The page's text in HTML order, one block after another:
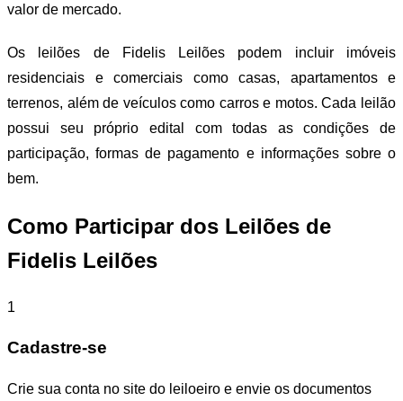
valor de mercado.
Os leilões de Fidelis Leilões podem incluir imóveis
residenciais e comerciais como casas, apartamentos e
terrenos, além de veículos como carros e motos. Cada leilão
possui seu próprio edital com todas as condições de
participação, formas de pagamento e informações sobre o
bem.
Como Participar dos Leilões de
Fidelis Leilões
1
Cadastre-se
Crie sua conta no site do leiloeiro e envie os documentos